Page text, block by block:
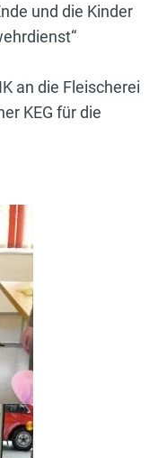
und die Kinder
an die Fleischerei
KEG für die